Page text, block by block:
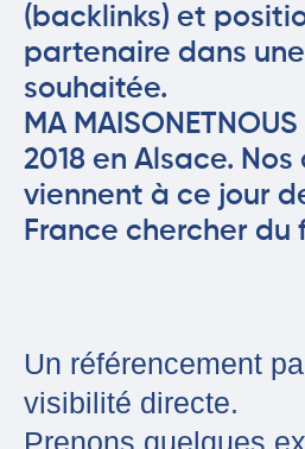
(backlinks) et
partenaire dans
souhaitée.
MA
2018 en Alsace. Nos
viennent à ce jour
France chercher du
Un référencement
visibilité directe.
Prenons quelques